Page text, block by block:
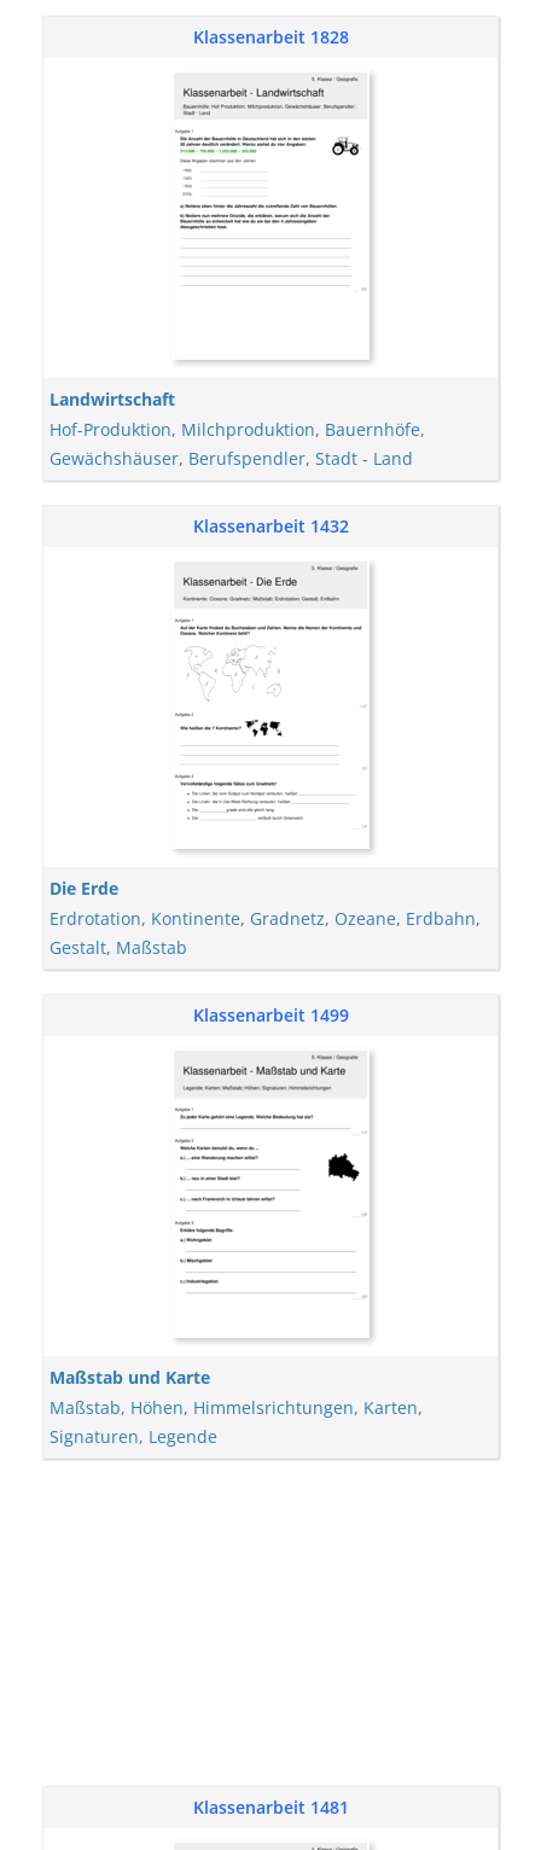
Klassenarbeit 1828
Landwirtschaft
Hof-Produktion, Milchproduktion, Bauernhöfe,
Gewächshäuser, Berufspendler, Stadt - Land
Klassenarbeit 1432
Die Erde
Erdrotation, Kontinente, Gradnetz, Ozeane, Erdbahn,
Gestalt, Maßstab
Klassenarbeit 1499
Maßstab und Karte
Maßstab, Höhen, Himmelsrichtungen, Karten,
Signaturen, Legende
Klassenarbeit 1481